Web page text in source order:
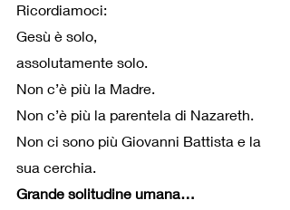
Ricordiamoci:
Gesù è solo,
assolutamente solo.
Non c’è più la Madre.
Non c’è più la parentela di Nazareth.
Non ci sono più Giovanni Battista e la
sua cerchia.
Grande solitudine umana…